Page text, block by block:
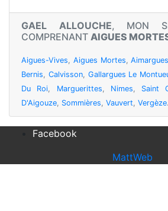
GAEL ALLOUCHE, MON
COMPRENANT AIGUES
Aigues-Vives, Aigues Mortes,Aimargues
Bernis, Calvisson, Gallargues Le
Du Roi, Marguerittes, Nimes, Saint
D'Aigouze, Sommières, Vauvert, Vergèze.
Facebook
MattWeb